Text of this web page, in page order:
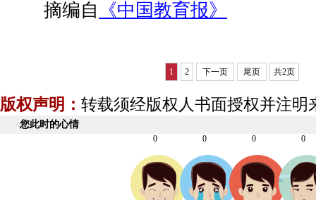
摘编自
《中国教育报》
1 2 下一页 尾页 共2页
版权声明： 转载须经版权人书面授权并注明
您此时的心情
0 0 0 0